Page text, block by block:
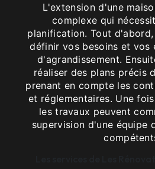
L'extension d'une
complexe qui
planification. Tout
définir vos besoins et vos
d'agrandissement.
réaliser des plans précis
prenant en compte les
et réglementaires. Une
les travaux peuvent
supervision d'une équipe